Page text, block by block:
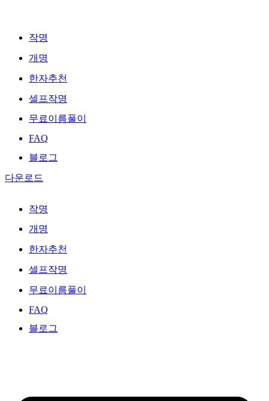
작명
개명
한자추천
셀프작명
무료이름풀이
FAQ
블로그
다운로드
작명
개명
한자추천
셀프작명
무료이름풀이
FAQ
블로그